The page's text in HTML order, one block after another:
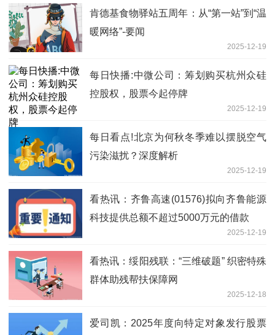
肯德基食物驿站五周年：从“第一站”到“温
暖网络”-要闻
2025-12-19
每日快播:中微公司：筹划购买杭州众硅
控股权，股票今起停牌
2025-12-19
每日看点!北京为何秋冬季难以摆脱空气
污染滋扰？深度解析
2025-12-19
看热讯：齐鲁高速(01576)拟向齐鲁能源
科技提供总额不超过5000万元的借款
2025-12-19
看热讯：绥阳残联：“三维破题” 织密特殊
群体助残帮扶保障网
2025-12-18
爱司凯：2025年度向特定对象发行股票